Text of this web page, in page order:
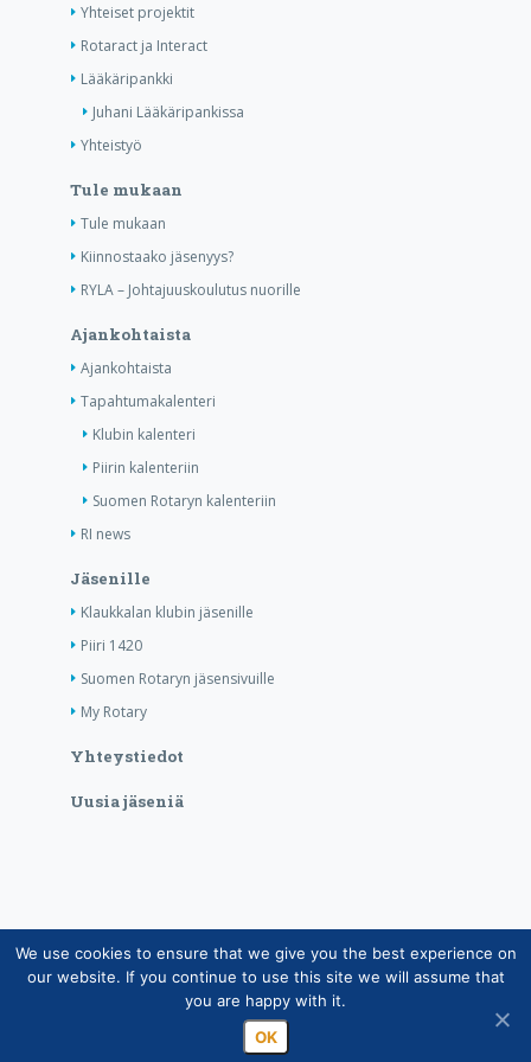
Yhteiset projektit
Rotaract ja Interact
Lääkäripankki
Juhani Lääkäripankissa
Yhteistyö
Tule mukaan
Tule mukaan
Kiinnostaako jäsenyys?
RYLA – Johtajuuskoulutus nuorille
Ajankohtaista
Ajankohtaista
Tapahtumakalenteri
Klubin kalenteri
Piirin kalenteriin
Suomen Rotaryn kalenteriin
RI news
Jäsenille
Klaukkalan klubin jäsenille
Piiri 1420
Suomen Rotaryn jäsensivuille
My Rotary
Yhteystiedot
Uusia jäseniä
Copyright © Suomen Rotarypalvelu ry 2026 |
Jäsentietojärjestelmän tietosuojaseloste|Henkilötietojen
käsittely Rotarytoiminnassa
We use cookies to ensure that we give you the best experience on
our website. If you continue to use this site we will assume that
you are happy with it.
OK